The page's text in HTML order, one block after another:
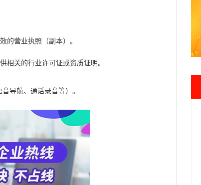
的营业执照（副本）。
相关的行业许可证或资质证明。
导航、通话录音等）。